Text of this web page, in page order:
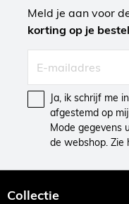
Meld je aan voor
korting op je
Ja, ik schrijf me
afgestemd op
Mode gegevens
de webshop. Zie
Collectie